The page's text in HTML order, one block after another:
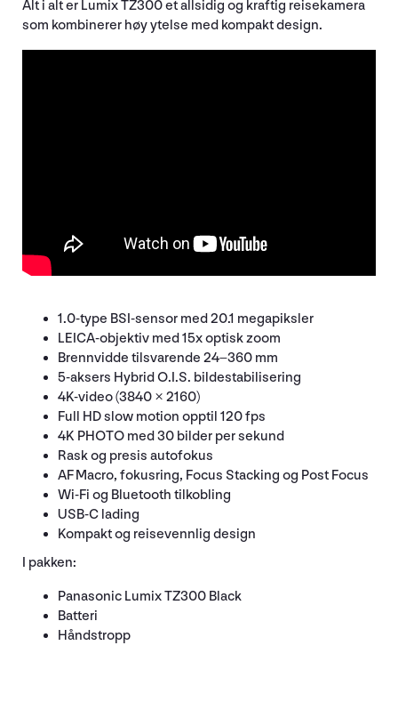
Alt i alt er Lumix TZ300 et allsidig og kraftig reisekamera
som kombinerer høy ytelse med kompakt design.
1.0-type BSI-sensor med 20.1 megapiksler
LEICA-objektiv med 15x optisk zoom
Brennvidde tilsvarende 24–360 mm
5-aksers Hybrid O.I.S. bildestabilisering
4K-video (3840 × 2160)
Full HD slow motion opptil 120 fps
4K PHOTO med 30 bilder per sekund
Rask og presis autofokus
AF Macro, fokusring, Focus Stacking og Post Focus
Wi-Fi og Bluetooth tilkobling
USB-C lading
Kompakt og reisevennlig design
I pakken:
Panasonic Lumix TZ300 Black
Batteri
Håndstropp